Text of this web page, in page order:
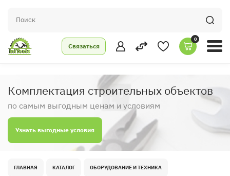
Связаться
0
Комплектация строительных объектов
по самым выгодным ценам и условиям
Узнать выгодные условия
ГЛАВНАЯ КАТАЛОГ ОБОРУДОВАНИЕ И ТЕХНИКА